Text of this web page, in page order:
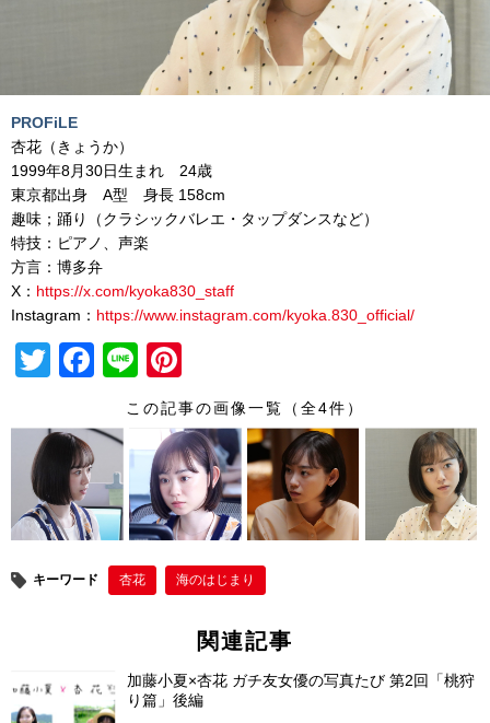
PROFiLE
杏花（きょうか）
1999年8月30日生まれ 24歳
東京都出身 A型 身長 158cm
趣味；踊り（クラシックバレエ・タップダンスなど）
特技：ピアノ、声楽
方言：博多弁
X： https://x.com/kyoka830_staff
Instagram： https://www.instagram.com/kyoka.830_official/
T
tt
er
F
c
e
b
o
o
k
Li
n
nt
er
e
st
この記事の画像一覧（全4件）
キーワード 杏花 海のはじまり
関連記事
加藤小夏×杏花 ガチ友女優の写真たび 第2回「桃狩
り篇」後編